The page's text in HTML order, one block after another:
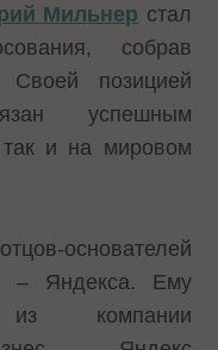
Мильнер стал
собрав
Своей позицией
успешным
и на мировом
основателей
– Яндекса. Ему
компании